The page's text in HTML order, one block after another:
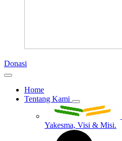
Donasi
Home
Tentang Kami
Yakesma, Visi & Misi.